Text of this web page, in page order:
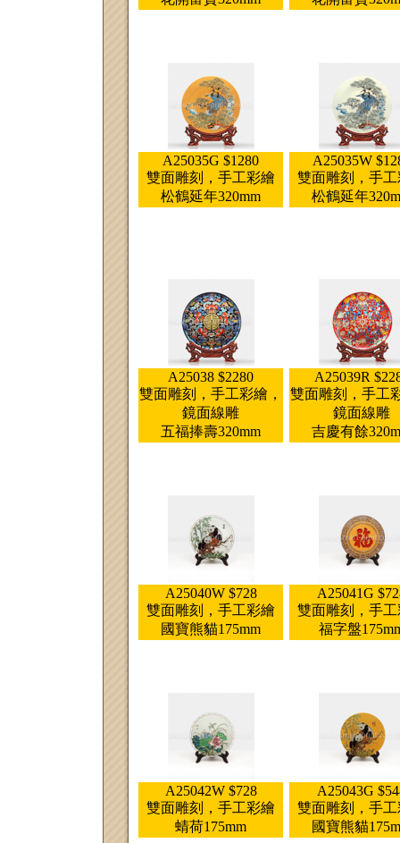
A25035G $1280
雙面雕刻，手工彩繪
松鶴延年320mm
A25035W
雙面雕刻，手
松鶴延年
A25038 $2280
雙面雕刻，手工彩繪，
鏡面線雕
五福捧壽320mm
A25039R
雙面雕刻，手工
鏡面線雕
吉慶有餘
A25040W $728
雙面雕刻，手工彩繪
國寶熊貓175mm
A25041G
雙面雕刻，手
福字盤
A25042W $728
雙面雕刻，手工彩繪
蜻荷175mm
A25043G
雙面雕刻，手
國寶熊貓